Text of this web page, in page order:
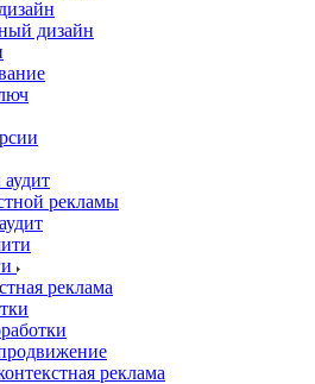
дизайн
рекламы
реклама
реклама